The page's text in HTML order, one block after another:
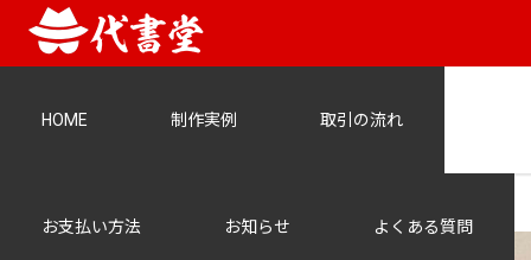
HOME 制作実例 取引の流れ
お支払い方法 お知らせ よくある質問